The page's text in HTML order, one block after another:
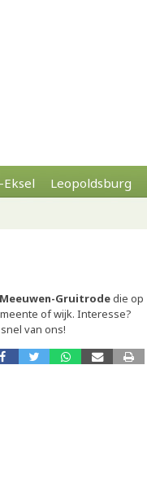
Leopoldsburg
Gruitrodedie op
of wijk. Interesse?
van ons!